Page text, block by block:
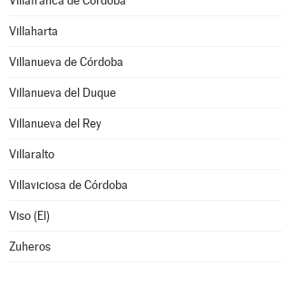
Villaharta
Villanueva de Córdoba
Villanueva del Duque
Villanueva del Rey
Villaralto
Villaviciosa de Córdoba
Viso (El)
Zuheros